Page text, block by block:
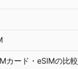
カード・eSIMの比較